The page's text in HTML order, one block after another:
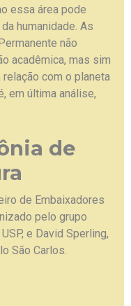
essa área pode
humanidade. As
não
acadêmica, mas sim
com o planeta
em última análise,
de
de Embaixadores
pelo grupo
e David Sperling,
São Carlos.